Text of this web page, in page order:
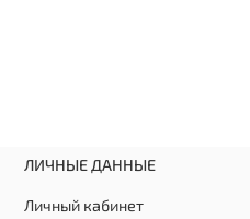
ЛИЧНЫЕ ДАННЫЕ
Личный кабинет